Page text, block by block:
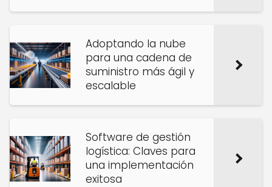
Adoptando la nube
para una cadena de
suministro más ágil y
escalable
Software de gestión
logística: Claves para
una implementación
exitosa